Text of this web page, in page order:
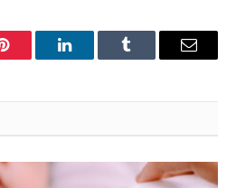
Pinterest LinkedInTumblr Email